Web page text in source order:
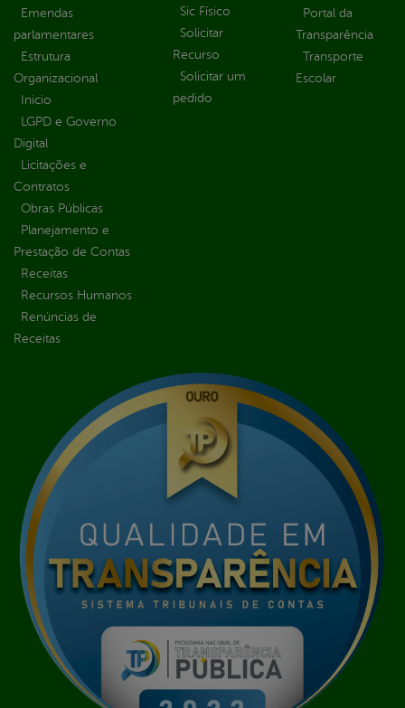
Emendas
parlamentares
Estrutura
Organizacional
Inicio
LGPD e Governo
Digital
Licitações e
Contratos
Obras Públicas
Planejamento e
Prestação de Contas
Receitas
Recursos Humanos
Renúncias de
Receitas
Sic Físico
Solicitar
Recurso
Solicitar um
pedido
Portal da
Transparência
Transporte
Escolar